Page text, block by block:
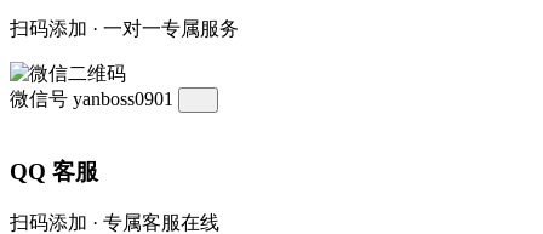
扫码添加 · 一对一专属服务
微信号 yanboss0901
QQ 客服
扫码添加 · 专属客服在线